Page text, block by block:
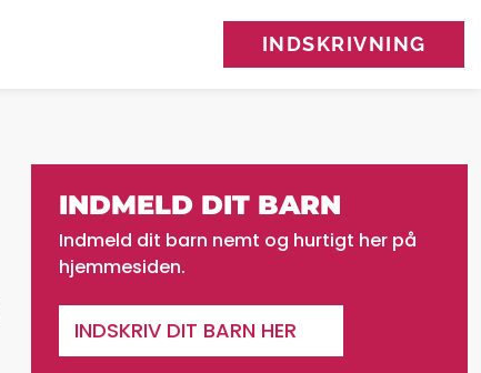
INDSKRIVNING
INDMELD DIT BARN
Indmeld dit barn nemt og hurtigt her på
hjemmesiden.
INDSKRIV DIT BARN HER